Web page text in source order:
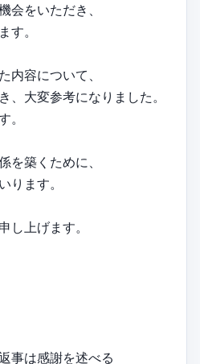
会をいただき、
す。
内容について、
、大変参考になりました。
。
を築くために、
ります。
し上げます。
事は感謝を述べる